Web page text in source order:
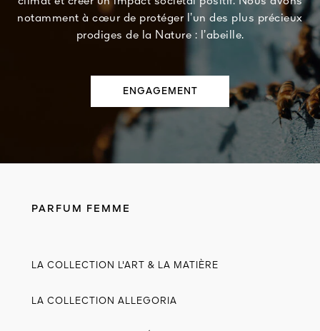
notamment à cœur de protéger l’un des plus précieux
prodiges de la Nature : l’abeille.
ENGAGEMENT
PARFUM FEMME
LA COLLECTION L'ART & LA MATIÈRE
LA COLLECTION ALLEGORIA